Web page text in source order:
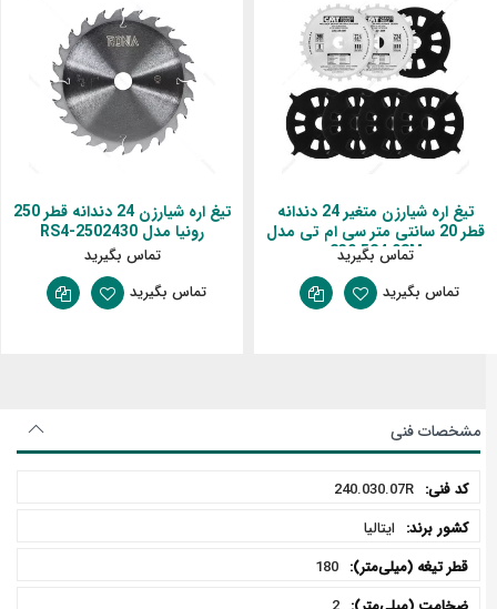
تیغ اره شیارزن متغیر 24 دندانه
قطر 20 سانتی متر سی ام تی مدل
230.524.08M
تماس بگیرید
تماس بگیرید
تیغ اره شیارزن 24 دندانه قطر 250
رونیا مدل RS4-2502430
تماس بگیرید
تماس بگیرید
مشخصات فنی
مشخصات
240.030.07R
ایتالیا
180